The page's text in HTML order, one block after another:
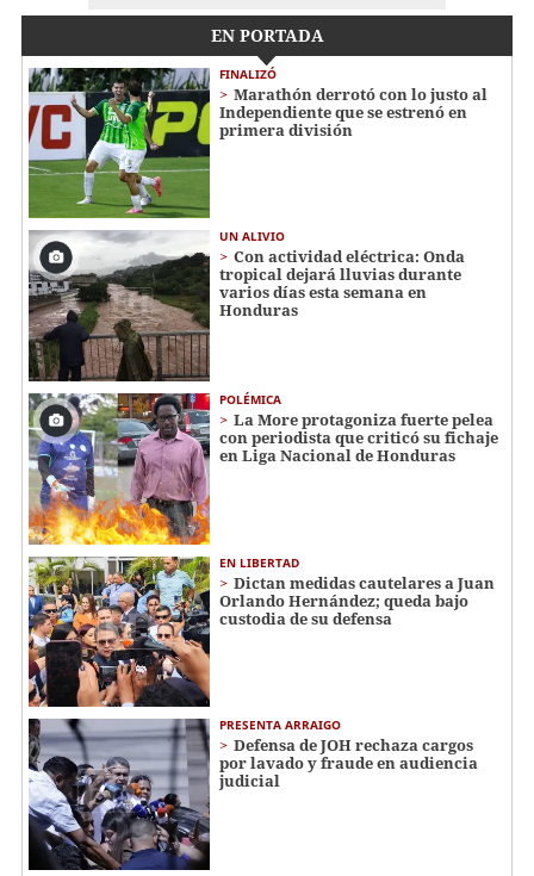
EN PORTADA
FINALIZÓ
Marathón derrotó con lo justo al
Independiente que se estrenó en
primera división
UN ALIVIO
Con actividad eléctrica: Onda
tropical dejará lluvias durante
varios días esta semana en
Honduras
POLÉMICA
La More protagoniza fuerte pelea
con periodista que criticó su fichaje
en Liga Nacional de Honduras
EN LIBERTAD
Dictan medidas cautelares a Juan
Orlando Hernández; queda bajo
custodia de su defensa
PRESENTA ARRAIGO
Defensa de JOH rechaza cargos
por lavado y fraude en audiencia
judicial